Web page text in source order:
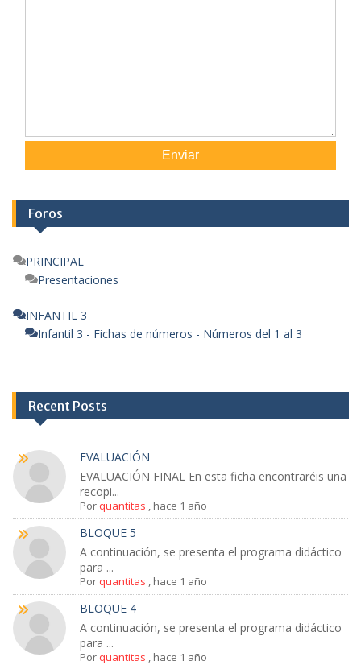
Enviar
Foros
PRINCIPAL
Presentaciones
INFANTIL 3
Infantil 3 - Fichas de números - Números del 1 al 3
Recent Posts
EVALUACIÓN
EVALUACIÓN FINAL En esta ficha encontraréis una
recopi...
Porquantitas , hace 1 año
BLOQUE 5
A continuación, se presenta el programa didáctico
para ...
Porquantitas , hace 1 año
BLOQUE 4
A continuación, se presenta el programa didáctico
para ...
Porquantitas , hace 1 año